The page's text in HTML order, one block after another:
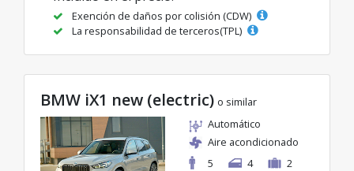
Exención de daños por colisión (CDW)
La responsabilidad de terceros(TPL)
BMW iX1 new (electric) o similar
Automático
Aire acondicionado
5
4 2